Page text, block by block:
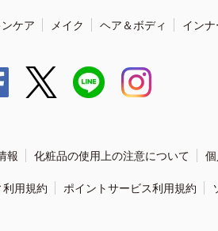
ケア メイク ヘア＆ボディ インナ
報 化粧品の使用上の注意について
用規約 ポイントサービス利用規約